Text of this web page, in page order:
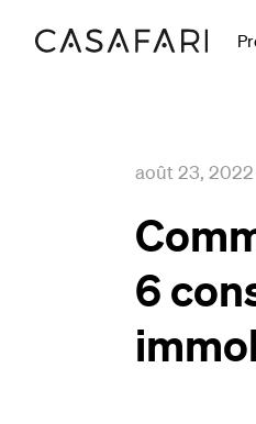
août 23, 2022
6